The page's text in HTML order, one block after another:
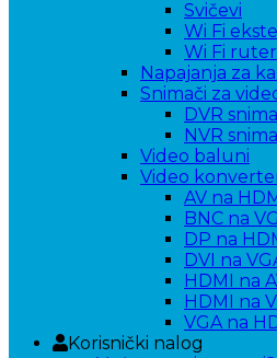
Svičevi
Wi Fi
Wi Fi
Napajanja za
Snimači za
DVR
NVR
Video baluni
Video
AV na
BNC na
DP na
DVI na
HDMI na
HDMI na
VGA na
Korisnički nalog